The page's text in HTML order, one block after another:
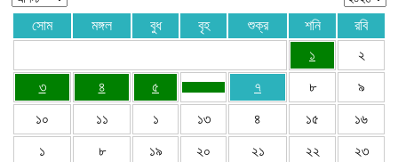
সোম মঙ্গল বুধ বৃহ শুক্র শনি
রবি
১
২
৩ ৪ ৫ ৭ ৮ ৯
১০ ১১ ১ ১৩ ৪ ১৫ ১৬
১ ৮ ১৯ ২০ ২১ ২২ ২৩